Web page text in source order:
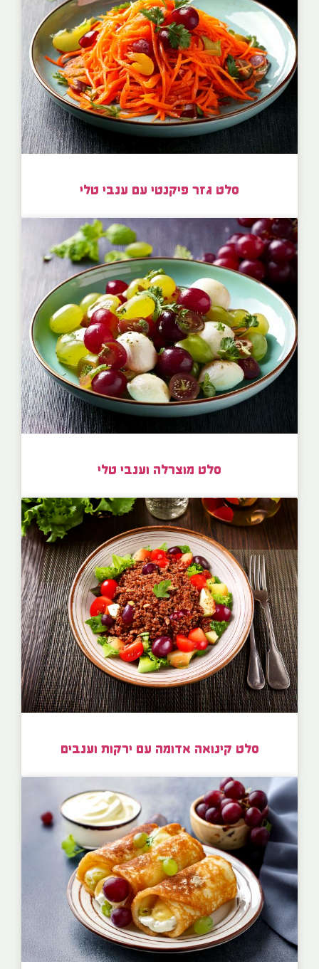
סלט גזר פיקנטי עם ענבי טלי
סלט מוצרלה וענבי טלי
סלט קינואה אדומה עם ירקות וענבים